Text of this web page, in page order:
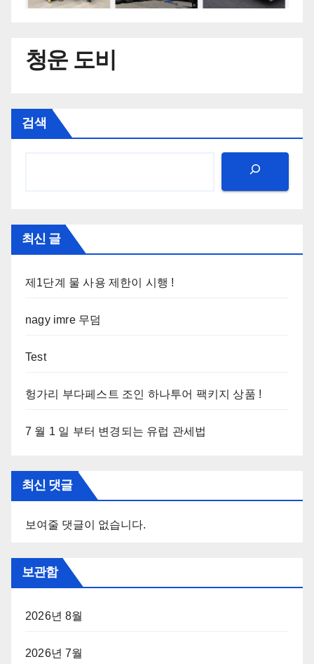
청운 도비
검색
최신 글
제1단계 물 사용 제한이 시행 !
nagy imre 무덤
Test
헝가리 부다페스트 조인 하나투어 팩키지 상품 !
7 월 1 일 부터 변경되는 유럽 관세법
최신 댓글
보여줄 댓글이 없습니다.
보관함
2026년 8월
2026년 7월